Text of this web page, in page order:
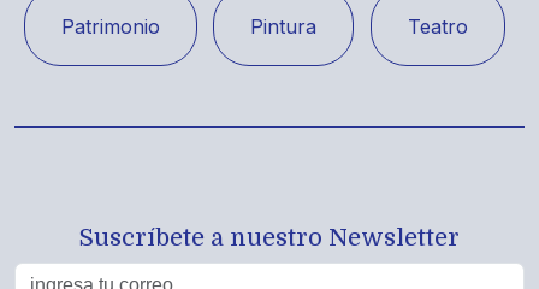
Patrimonio Pintura Teatro
Suscríbete a nuestro Newsletter